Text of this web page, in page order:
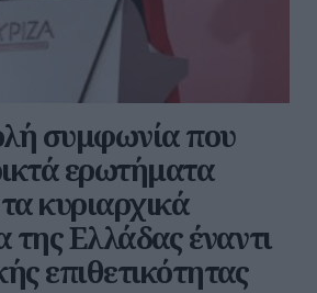
συμφωνία που
ερωτήματα
κυριαρχικά
της Ελλάδας έναντι
επιθετικότητας